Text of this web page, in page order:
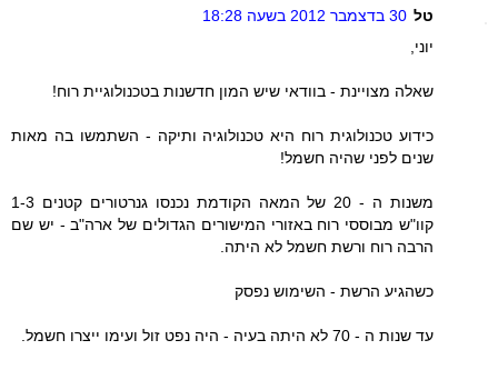
טל 30 בדצמבר 2012 בשעה 18:28
יוני,
שאלה מצויינת - בוודאי שיש המון חדשנות בטכנולוגיית רוח!
כידוע טכנולוגית רוח היא טכנולוגיה ותיקה - השתמשו בה מאות
שנים לפני שהיה חשמל!
משנות ה - 20 של המאה הקודמת נכנסו גנרטורים קטנים 1-3
קוו"ש מבוססי רוח באזורי המישורים הגדולים של ארה"ב - יש שם
הרבה רוח ורשת חשמל לא היתה.
כשהגיע הרשת - השימוש נפסק
עד שנות ה - 70 לא היתה בעיה - היה נפט זול ועימו ייצרו חשמל.